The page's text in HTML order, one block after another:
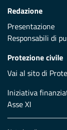
Redazione
Presentazione
Responsabili di
Protezione civile
Vai al sito di
Iniziativa
Asse XI